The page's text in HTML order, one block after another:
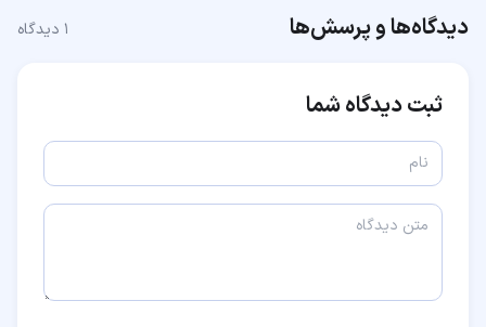
دیدگاه‌ها و پرسش‌ها ۱ دیدگاه
ثبت دیدگاه شما